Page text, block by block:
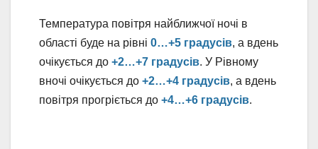
Температура повітря найближчої ночі в
області буде на рівні 0…+5 градусів, а вдень
очікується до +2…+7 градусів. У Рівному
вночі очікується до +2…+4 градусів, а вдень
повітря прогріється до +4…+6 градусів.